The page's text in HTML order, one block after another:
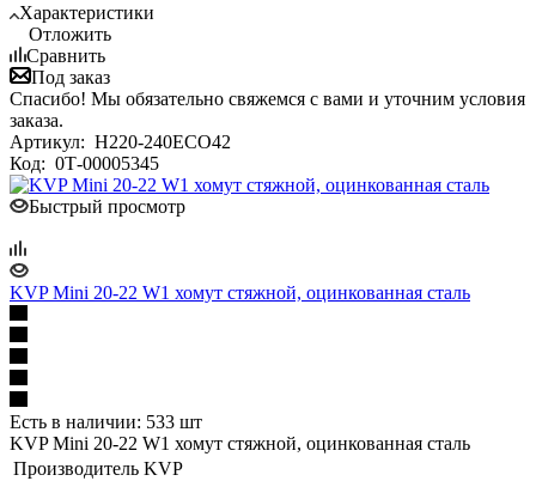
Характеристики
Отложить
Сравнить
Под заказ
Спасибо! Мы обязательно свяжемся с вами и уточним условия
заказа.
Артикул: H220-240ECO42
Код: 0Т-00005345
Быстрый просмотр
KVP Mini 20-22 W1 хомут стяжной, оцинкованная сталь
Есть в наличии: 533 шт
KVP Mini 20-22 W1 хомут стяжной, оцинкованная сталь
Производитель KVP